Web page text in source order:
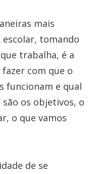
mais
escolar, tomando
trabalha, é a
com que o
funcionam e qual
os objetivos, o
o que vamos
de se